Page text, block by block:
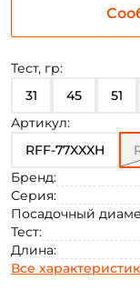
Тест, гр:
31
45 51
Артикул:
RFF-77XXXH
Бренд:
Серия:
Посадочный
Тест:
Длина:
Все